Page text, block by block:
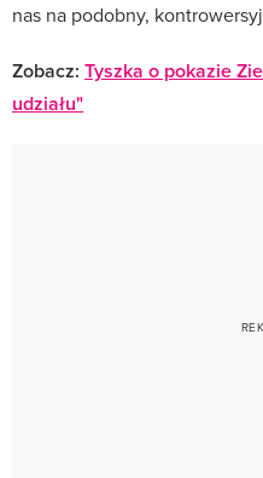
nas na podobny,
Zobacz: Tyszka o pokazie
udziału"